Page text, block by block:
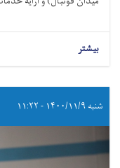
بیشتر
شنبه ۱۴۰۰/۱۱/۹ - ۱۱:۲۲